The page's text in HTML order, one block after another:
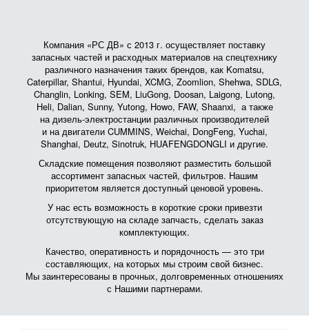
Компания «РС ДВ» с 2013 г. осуществляет поставку
запасных частей и расходных материалов на спецтехнику
различного назначения таких брендов, как Komatsu,
Caterpillar, Shantui, Hyundai, XCMG, Zoomlion, Shehwa, SDLG,
Changlin, Lonking, SEM, LiuGong, Doosan, Laigong, Lutong,
Heli, Dalian, Sunny, Yutong, Howo, FAW, Shaanxi, а также
на дизель-электростанции различных производителей
и на двигатели CUMMINS, Weichai, DongFeng, Yuchai,
Shanghai, Deutz, Sinotruk, HUAFENGDONGLI и другие.
Складские помещения позволяют разместить большой
ассортимент запасных частей, фильтров. Нашим
приоритетом является доступный ценовой уровень.
У нас есть возможность в короткие сроки привезти
отсутствующую на складе запчасть, сделать заказ
комплектующих.
Качество, оперативность и порядочность — это три
составляющих, на которых мы строим свой бизнес.
Мы заинтересованы в прочных, долговременных отношениях
с Нашими партнерами.